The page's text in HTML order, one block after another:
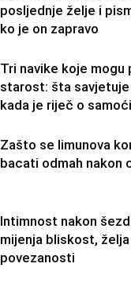
posljednje želje i
ko je on zapravo
Tri navike koje mogu
starost: šta savjetuje
kada je riječ o
Zašto se limunova
bacati odmah nakon
Intimnost nakon
mijenja bliskost,
povezanosti